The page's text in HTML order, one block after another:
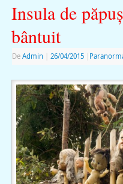
Insula de
bântuit
De Admin 26/04/2015